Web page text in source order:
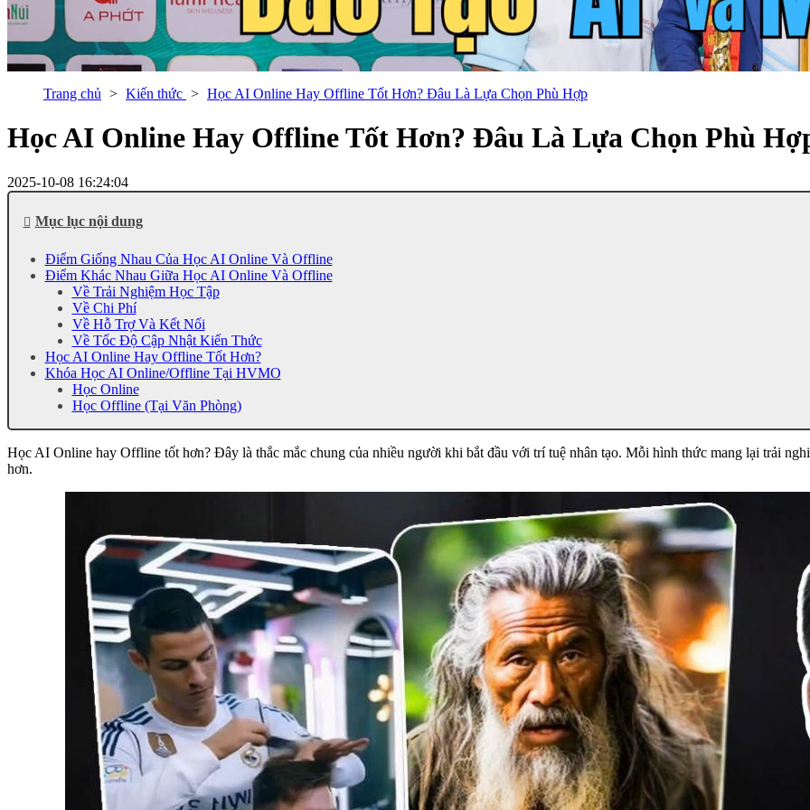
Trang chủ Kiến thức Học AI Online Hay Offline Tốt Hơn? Đâu Là Lựa Chọn Phù Hợp
Học AI Online Hay Offline Tốt Hơn? Đâu Là Lựa Chọn Phù
2025-10-08 16:24:04
Mục lục nội dung
Điểm Giống Nhau Của Học AI Online Và Offline
Điểm Khác Nhau Giữa Học AI Online Và Offline
Về Trải Nghiệm Học Tập
Về Chi Phí
Về Hỗ Trợ Và Kết Nối
Về Tốc Độ Cập Nhật Kiến Thức
Học AI Online Hay Offline Tốt Hơn?
Khóa Học AI Online/Offline Tại HVMO
Học Online
Học Offline (Tại Văn Phòng)
Học AI Online hay Offline tốt hơn? Đây là thắc mắc chung của nhiều người khi bắt đầu với trí tuệ nhân tạo. Mỗi hình thức mang lại trải
hơn.